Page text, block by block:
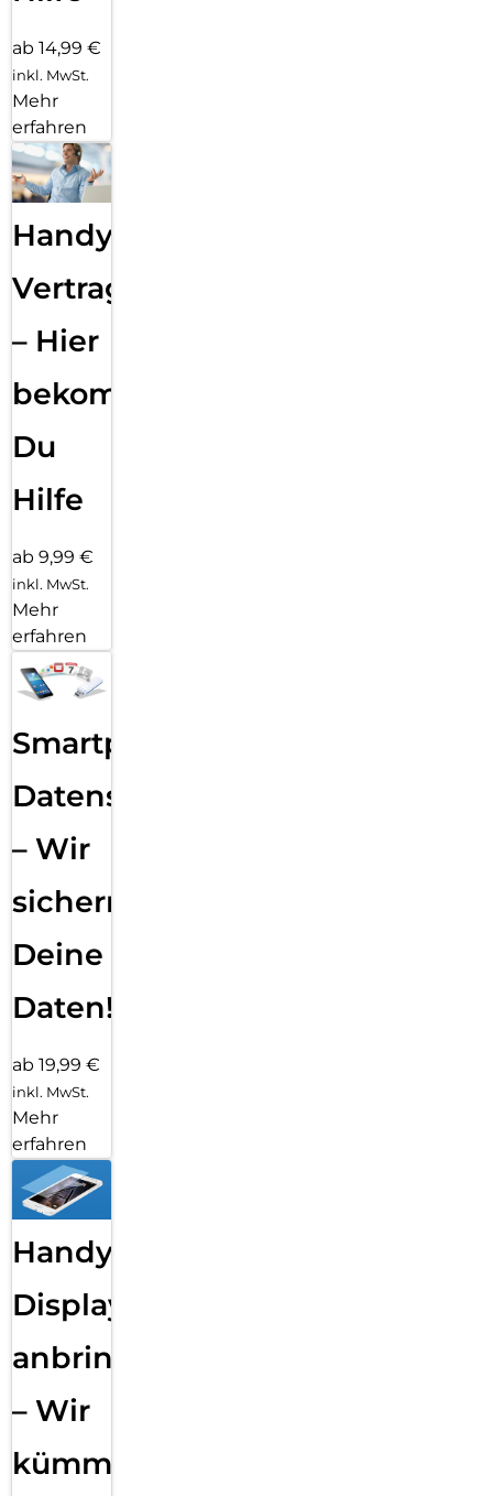
ab 14,99 €
inkl. MwSt.
Mehr
erfahren
Handy
Vertragsabwicklung
– Hier
bekommst
Du
Hilfe
ab 9,99 €
inkl. MwSt.
Mehr
erfahren
Smartphone
Datensicherung
– Wir
sichern
Deine
Daten!
ab 19,99 €
inkl. MwSt.
Mehr
erfahren
Handy
Displayfolie
anbringen
– Wir
kümmern